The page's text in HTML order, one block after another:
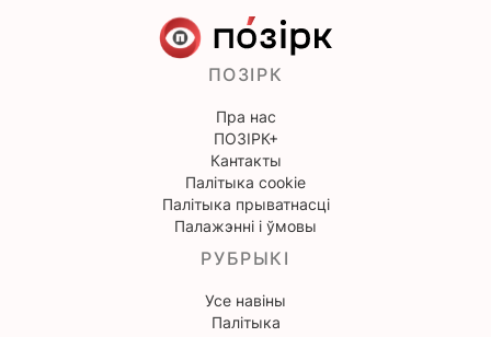
ПОЗІРК
Пра нас
ПОЗІРК+
Кантакты
Палітыка cookie
Палітыка прыватнасці
Палажэнні і ўмовы
РУБРЫКІ
Усе навіны
Палітыка